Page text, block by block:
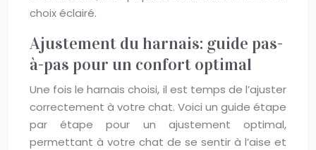
choix éclairé.
Ajustement du harnais: guide pas-
à-pas pour un confort optimal
Une fois le harnais choisi, il est temps de l’ajuster
correctement à votre chat. Voici un guide étape
par étape pour un ajustement optimal,
permettant à votre chat de se sentir à l’aise et